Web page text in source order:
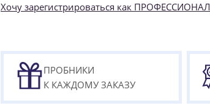
Хочу зарегистрироваться как ПРОФЕССИОНАЛ
ПРОБНИКИ
К КАЖДОМУ ЗАКАЗУ